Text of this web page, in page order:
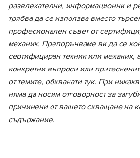
развлекателни, информационни и
трябва да се използва вместо
професионален съвет от
механик. Препоръчваме ви да се
сертифициран техник или механик,
конкретни въпроси или
от темите, обхванати тук. При
няма да носим отговорност за
причинени от вашето схващане на
съдържание.